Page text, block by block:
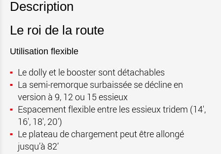
Description
Le roi de la route
Utilisation flexible
Le dolly et le booster sont détachables
La semi-remorque surbaissée se décline en
version à 9, 12 ou 15 essieux
Espacement flexible entre les essieux tridem (14',
16', 18', 20')
Le plateau de chargement peut être allongé
jusqu’à 82’